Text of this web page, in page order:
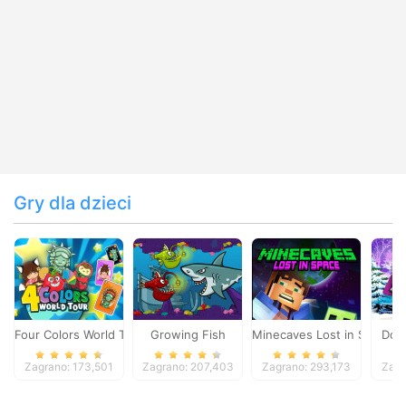
Gry dla dzieci
Four Colors World Tour
Zagrano: 173,501
Growing Fish
Zagrano: 207,403
Minecaves Lost in Space
Zagrano: 293,173